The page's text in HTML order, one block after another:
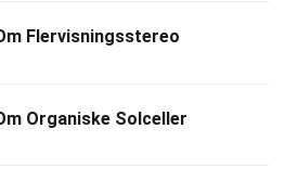
Flervisningsstereo
Organiske Solceller